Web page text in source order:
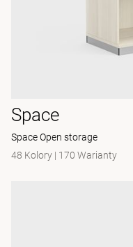
Space
Space Open storage
48 Kolory | 170 Warianty